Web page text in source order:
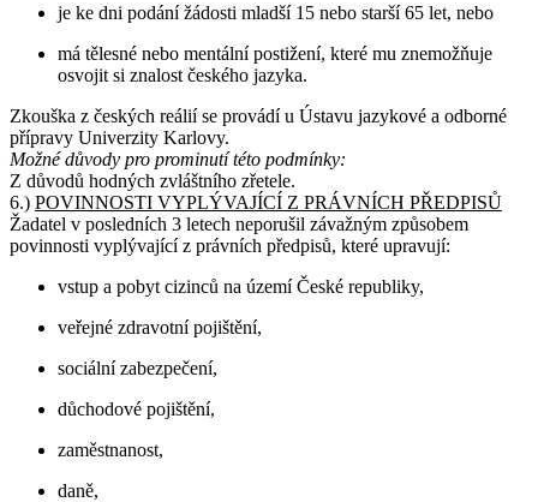
je ke dni podání žádosti mladší 15 nebo starší 65 let, nebo
má tělesné nebo mentální postižení, které mu znemožňuje
osvojit si znalost českého jazyka.
Zkouška z českých reálií se provádí u Ústavu jazykové a odborné
přípravy Univerzity Karlovy.
Možné důvody pro prominutí této podmínky:
Z důvodů hodných zvláštního zřetele.
6.) POVINNOSTI VYPLÝVAJÍCÍ Z PRÁVNÍCH PŘEDPISŮ
Žadatel v posledních 3 letech neporušil závažným způsobem
povinnosti vyplývající z právních předpisů, které upravují:
vstup a pobyt cizinců na území České republiky,
veřejné zdravotní pojištění,
sociální zabezpečení,
důchodové pojištění,
zaměstnanost,
daně,